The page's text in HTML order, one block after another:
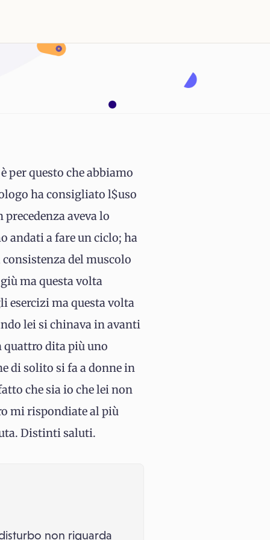
per questo che abbiamo
ha consigliato l$uso
aveva lo
andati a fare un ciclo; ha
del muscolo
ma questa volta
esercizi ma questa volta
lei si chinava in avanti
quattro dita più uno
di solito si fa a donne in
che sia io che lei non
mi rispondiate al più
Distinti saluti.
non riguarda